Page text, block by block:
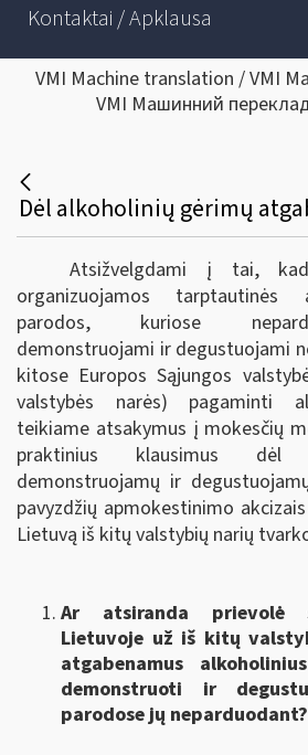
Kontaktai / Apklausa
VMI Machine translation / VMI
VMI Машинний
Atsižvelgdami į tai,
organizuojamos tarptautinės
parodos, kuriose
demonstruojami ir degustuojami
kitose Europos Sąjungos
valstybės narės) pagaminti
teikiame atsakymus į mokesčių
praktinius klausimus dėl
demonstruojamų ir
pavyzdžių apmokestinimo
Lietuvą iš kitų valstybių narių
Ar atsiranda prievolė
Lietuvoje už iš kitų
atgabenamus
demonstruoti ir
parodose jų neparduodant?